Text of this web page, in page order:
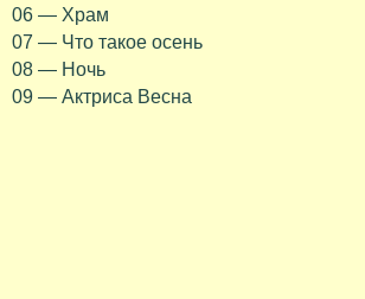
06 — Храм
07 — Что такое осень
08 — Ночь
09 — Актриса Весна